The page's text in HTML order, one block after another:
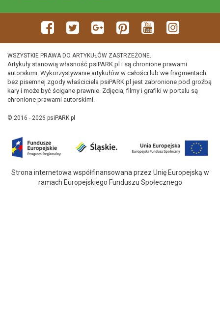
WSZYSTKIE PRAWA DO ARTYKUŁÓW ZASTRZEŻONE.
Artykuły stanowią własność psiPARK.pl i są chronione prawami
autorskimi. Wykorzystywanie artykułów w całości lub we fragmentach
bez pisemnej zgody właściciela psiPARK.pl jest zabronione pod groźbą
kary i może być ścigane prawnie. Zdjęcia, filmy i grafiki w portalu są
chronione prawami autorskimi.
© 2016 - 2026 psiPARK.pl
Strona internetowa współfinansowana przez Unię Europejską w
ramach Europejskiego Funduszu Społecznego